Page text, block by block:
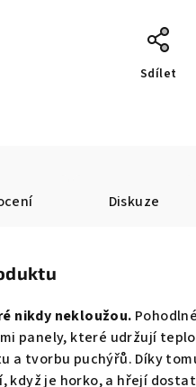
Sdílet
Diskuze
nikdy nekloužou.
panely, které udržují
a tvorbu puchýřů. Díky
když je horko, a hřejí